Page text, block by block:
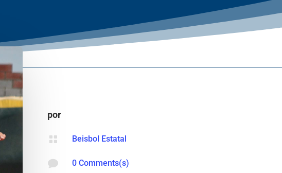
por
 Beisbol Estatal
 0 Comments(s)